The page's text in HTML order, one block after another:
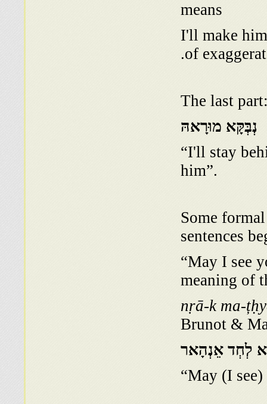
means
“I'll make
of
נְבְּקָּא מוּרָאהּ
“I'll stay
him”.
Some
sentences
“May I see
meaning of
nṛā-k ma-
Brunot &
לְחְד אֵנְהָאר
“May (I